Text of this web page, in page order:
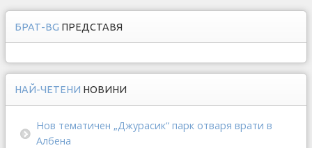
БРАТ-BG ПРЕДСТАВЯ
НАЙ-ЧЕТЕНИ НОВИНИ
Нов тематичен „Джурасик“ парк отваря врати в
Албена